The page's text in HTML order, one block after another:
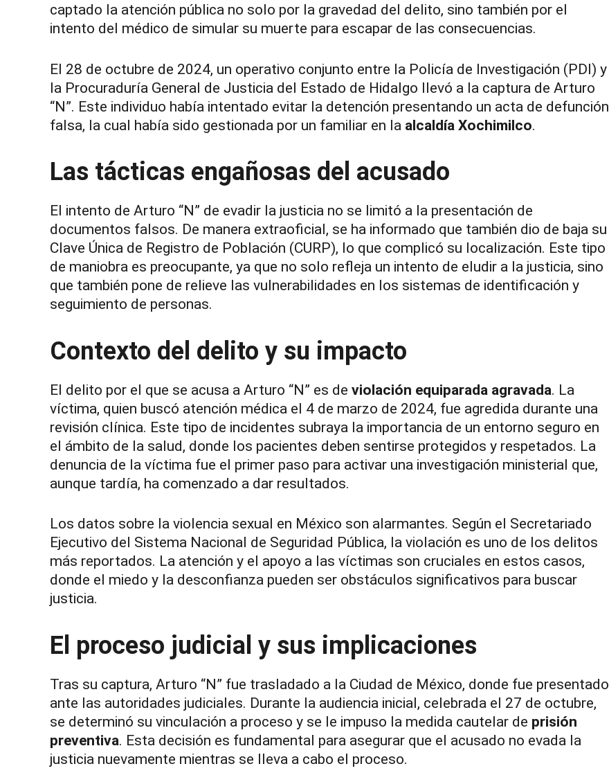
captado la atención pública no solo por la gravedad del delito, sino también por el
intento del médico de simular su muerte para escapar de las consecuencias.
El 28 de octubre de 2024, un operativo conjunto entre la Policía de Investigación (PDI) y
la Procuraduría General de Justicia del Estado de Hidalgo llevó a la captura de Arturo
“N”. Este individuo había intentado evitar la detención presentando un acta de defunción
falsa, la cual había sido gestionada por un familiar en la alcaldía Xochimilco.
Las tácticas engañosas del acusado
El intento de Arturo “N” de evadir la justicia no se limitó a la presentación de
documentos falsos. De manera extraoficial, se ha informado que también dio de baja su
Clave Única de Registro de Población (CURP), lo que complicó su localización. Este tipo
de maniobra es preocupante, ya que no solo refleja un intento de eludir a la justicia, sino
que también pone de relieve las vulnerabilidades en los sistemas de identificación y
seguimiento de personas.
Contexto del delito y su impacto
El delito por el que se acusa a Arturo “N” es de violación equiparada agravada. La
víctima, quien buscó atención médica el 4 de marzo de 2024, fue agredida durante una
revisión clínica. Este tipo de incidentes subraya la importancia de un entorno seguro en
el ámbito de la salud, donde los pacientes deben sentirse protegidos y respetados. La
denuncia de la víctima fue el primer paso para activar una investigación ministerial que,
aunque tardía, ha comenzado a dar resultados.
Los datos sobre la violencia sexual en México son alarmantes. Según el Secretariado
Ejecutivo del Sistema Nacional de Seguridad Pública, la violación es uno de los delitos
más reportados. La atención y el apoyo a las víctimas son cruciales en estos casos,
donde el miedo y la desconfianza pueden ser obstáculos significativos para buscar
justicia.
El proceso judicial y sus implicaciones
Tras su captura, Arturo “N” fue trasladado a la Ciudad de México, donde fue presentado
ante las autoridades judiciales. Durante la audiencia inicial, celebrada el 27 de octubre,
se determinó su vinculación a proceso y se le impuso la medida cautelar de prisión
preventiva. Esta decisión es fundamental para asegurar que el acusado no evada la
justicia nuevamente mientras se lleva a cabo el proceso.